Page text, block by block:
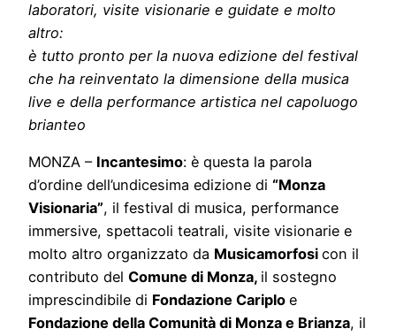
laboratori, visite visionarie e guidate e molto
altro:
è tutto pronto per la nuova edizione del festival
che ha reinventato la dimensione della musica
live e della performance artistica nel capoluogo
brianteo
MONZA – Incantesimo: è questa la parola
d’ordine dell’undicesima edizione di “Monza
Visionaria”, il festival di musica, performance
immersive, spettacoli teatrali, visite visionarie e
molto altro organizzato da Musicamorfosi con il
contributo del Comune di Monza, il sostegno
imprescindibile di Fondazione Cariplo e
Fondazione della Comunità di Monza e Brianza, il